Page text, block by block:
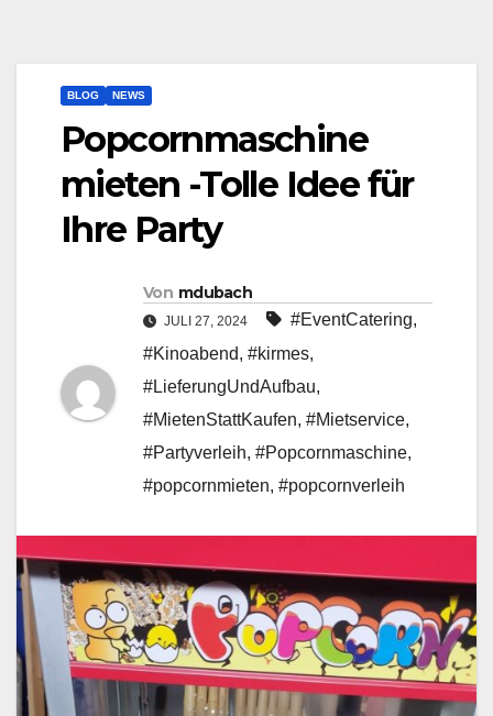
BLOG NEWS
Popcornmaschine
mieten -Tolle Idee für
Ihre Party
Von mdubach
JULI 27, 2024 #EventCatering,
#Kinoabend, #kirmes,
#LieferungUndAufbau,
#MietenStattKaufen, #Mietservice,
#Partyverleih, #Popcornmaschine,
#popcornmieten, #popcornverleih